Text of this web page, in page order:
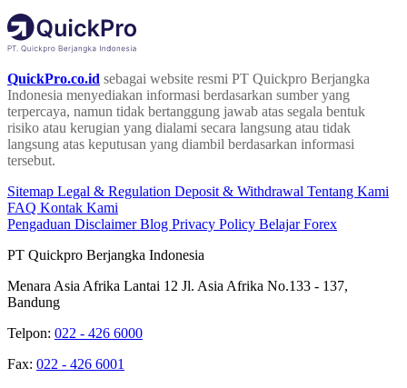
QuickPro.co.id sebagai website resmi PT Quickpro Berjangka
Indonesia menyediakan informasi berdasarkan sumber yang
terpercaya, namun tidak bertanggung jawab atas segala bentuk
risiko atau kerugian yang dialami secara langsung atau tidak
langsung atas keputusan yang diambil berdasarkan informasi
tersebut.
Sitemap Legal & Regulation Deposit & Withdrawal Tentang Kami
FAQ Kontak Kami
Pengaduan DisclaimerBlog Privacy Policy Belajar Forex
PT Quickpro Berjangka Indonesia
Menara Asia Afrika Lantai 12 Jl. Asia Afrika No.133 - 137,
Bandung
Telpon: 022 - 426 6000
Fax: 022 - 426 6001